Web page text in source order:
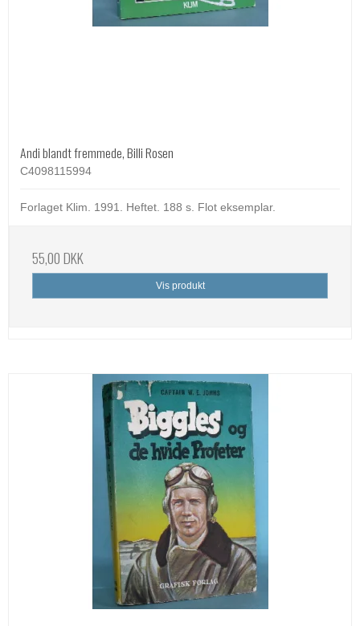
Andi blandt fremmede, Billi Rosen
C4098115994
Forlaget Klim. 1991. Heftet. 188 s. Flot eksemplar.
55,00 DKK
Vis produkt